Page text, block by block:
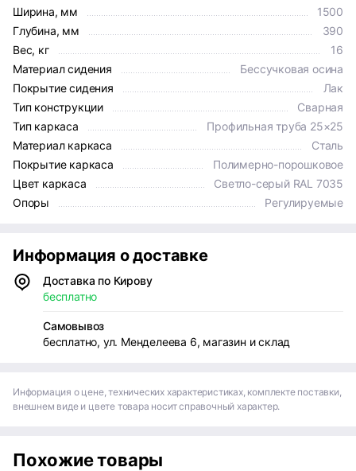
Ширина, мм
1500
Глубина, мм
390
Вес, кг
16
Материал сидения
Бессучковая осина
Покрытие сидения
Лак
Тип конструкции
Сварная
Тип каркаса
Профильная труба 25×25
Материал каркаса
Сталь
Покрытие каркаса
Полимерно-порошковое
Цвет каркаса
Светло-серый RAL 7035
Опоры
Регулируемые
Информация о доставке
Доставка по Кирову
бесплатно
Самовывоз
бесплатно, ул. Менделеева 6, магазин и склад
Информация о цене, технических характеристиках, комплекте поставки,
внешнем виде и цвете товара носит справочный характер.
Похожие товары